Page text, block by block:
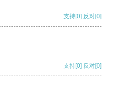
支持[0] 反对[0]
支持[0] 反对[0]